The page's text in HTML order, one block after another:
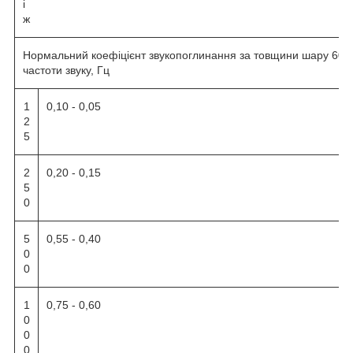
і
ж
Нормальний коефіцієнт звукопоглинання за товщини шару 60
частоти звуку, Гц
1
2
5
0,10 - 0,05
2
5
0
0,20 - 0,15
5
0
0
0,55 - 0,40
1
0
0
0
0,75 - 0,60